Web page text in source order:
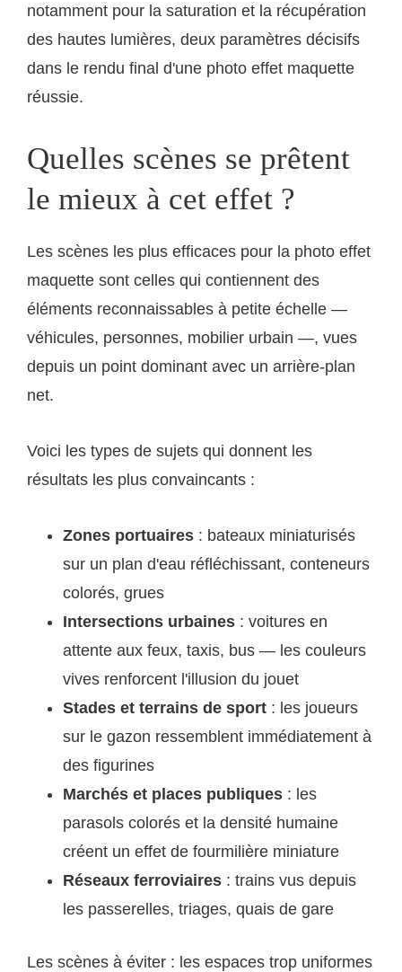
notamment pour la saturation et la récupération
des hautes lumières, deux paramètres décisifs
dans le rendu final d'une photo effet maquette
réussie.
Quelles scènes se prêtent
le mieux à cet effet ?
Les scènes les plus efficaces pour la photo effet
maquette sont celles qui contiennent des
éléments reconnaissables à petite échelle —
véhicules, personnes, mobilier urbain —, vues
depuis un point dominant avec un arrière-plan
net.
Voici les types de sujets qui donnent les
résultats les plus convaincants :
Zones portuaires : bateaux miniaturisés
sur un plan d'eau réfléchissant, conteneurs
colorés, grues
Intersections urbaines : voitures en
attente aux feux, taxis, bus — les couleurs
vives renforcent l'illusion du jouet
Stades et terrains de sport : les joueurs
sur le gazon ressemblent immédiatement à
des figurines
Marchés et places publiques : les
parasols colorés et la densité humaine
créent un effet de fourmilière miniature
Réseaux ferroviaires : trains vus depuis
les passerelles, triages, quais de gare
Les scènes à éviter : les espaces trop uniformes